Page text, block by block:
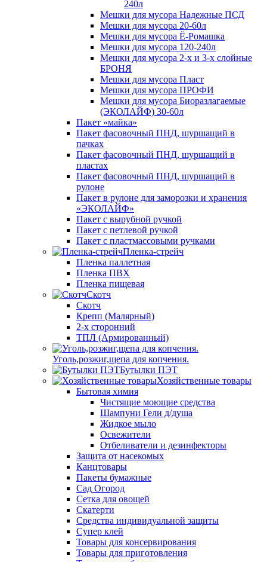
240л
Мешки для мусора Надежные ПСД
Мешки для мусора 20-60л
Мешки для мусора Ё-Ромашка
Мешки для мусора 120-240л
Мешки для мусора 2-х и 3-х слойные
БРОНЯ
Мешки для мусора Пласт
Мешки для мусора ПРОФИ
Мешки для мусора Биоразлагаемые
(ЭКОЛАЙФ) 30-60л
Пакет «майка»
Пакет фасовочный ПНД, шуршащий в
пачках
Пакет фасовочный ПНД, шуршащий в
пластах
Пакет фасовочный ПНД, шуршащий в
рулоне
Пакет в рулоне для заморозки и хранения
«ЭКОЛАЙФ»
Пакет с вырубной ручкой
Пакет с петлевой ручкой
Пакет с пластмассовыми ручками
Пленка-стрейч
Пленка паллетная
Пленка ПВХ
Пленка пищевая
Скотч
Скотч
Крепп (Малярный)
2-х сторонний
ТПЛ (Армированный)
Уголь,розжиг,щепа для копчения.
Бутылки ПЭТ
Хозяйственные товары
Бытовая химия
Чистящие моющие средства
Шампуни Гели д/душа
Жидкое мыло
Освежители
Отбеливатели и дезинфекторы
Защита от насекомых
Канцтовары
Пакеты бумажные
Сад Огород
Сетка для овощей
Скатерти
Средства индивидуальной защиты
Супер клей
Товары для консервирования
Товары для приготовления